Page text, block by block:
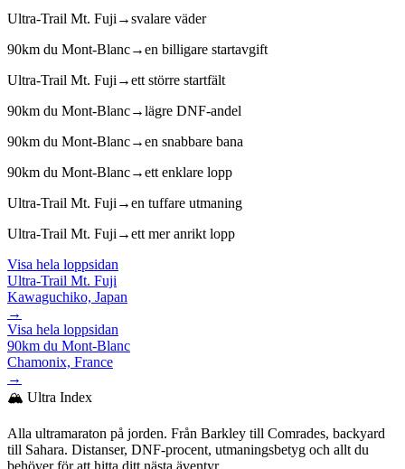
Ultra-Trail Mt. Fuji →svalare väder
90km du Mont-Blanc→en billigare startavgift
Ultra-Trail Mt. Fuji →ett större startfält
90km du Mont-Blanc→lägre DNF-andel
90km du Mont-Blanc→en snabbare bana
90km du Mont-Blanc→ett enklare lopp
Ultra-Trail Mt. Fuji →en tuffare utmaning
Ultra-Trail Mt. Fuji →ett mer anrikt lopp
Visa hela loppsidan
Ultra-Trail Mt. Fuji
Kawaguchiko, Japan
→
Visa hela loppsidan
90km du Mont-Blanc
Chamonix, France
→
🏔️ Ultra Index
Alla ultramaraton på jorden. Från Barkley till Comrades, backyard
till Sahara. Distanser, DNF-procent, utmaningsbetyg och allt du
behöver för att hitta ditt nästa äventyr.